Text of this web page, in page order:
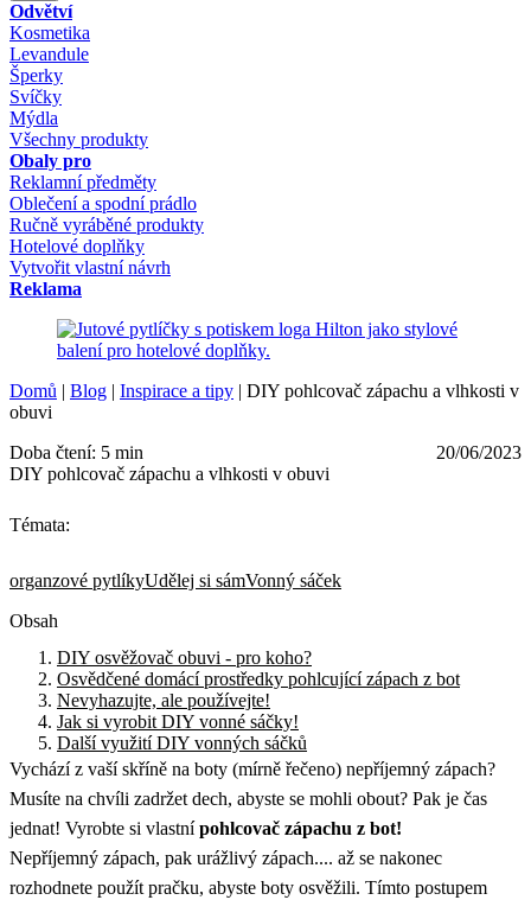
Odvětví
Kosmetika
Levandule
Šperky
Svíčky
Mýdla
Všechny produkty
Obaly pro
Reklamní předměty
Oblečení a spodní prádlo
Ručně vyráběné produkty
Hotelové doplňky
Vytvořit vlastní návrh
Reklama
Domů | Blog | Inspirace a tipy | DIY pohlcovač zápachu a vlhkosti v
obuvi
Doba čtení: 5 min
20/06/2023
DIY pohlcovač zápachu a vlhkosti v obuvi
Témata:
organzové pytlíkyUdělej si sámVonný sáček
Obsah
DIY osvěžovač obuvi - pro koho?
Osvědčené domácí prostředky pohlcující zápach z bot
Nevyhazujte, ale používejte!
Jak si vyrobit DIY vonné sáčky!
Další využití DIY vonných sáčků
Vychází z vaší skříně na boty (mírně řečeno) nepříjemný zápach?
Musíte na chvíli zadržet dech, abyste se mohli obout? Pak je čas
jednat! Vyrobte si vlastnípohlcovač zápachu z bot!
Nepříjemný zápach, pak urážlivý zápach.... až se nakonec
rozhodnete použít pračku, abyste boty osvěžili. Tímto postupem